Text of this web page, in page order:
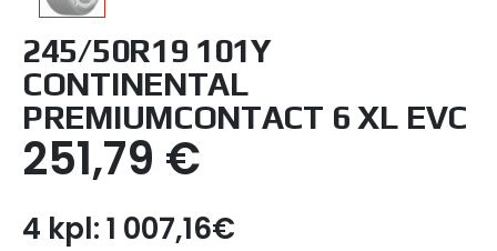
245/50R19 101Y
CONTINENTAL
PREMIUMCONTACT 6 XL EVC
251,79 €
4 kpl: 1 007,16€